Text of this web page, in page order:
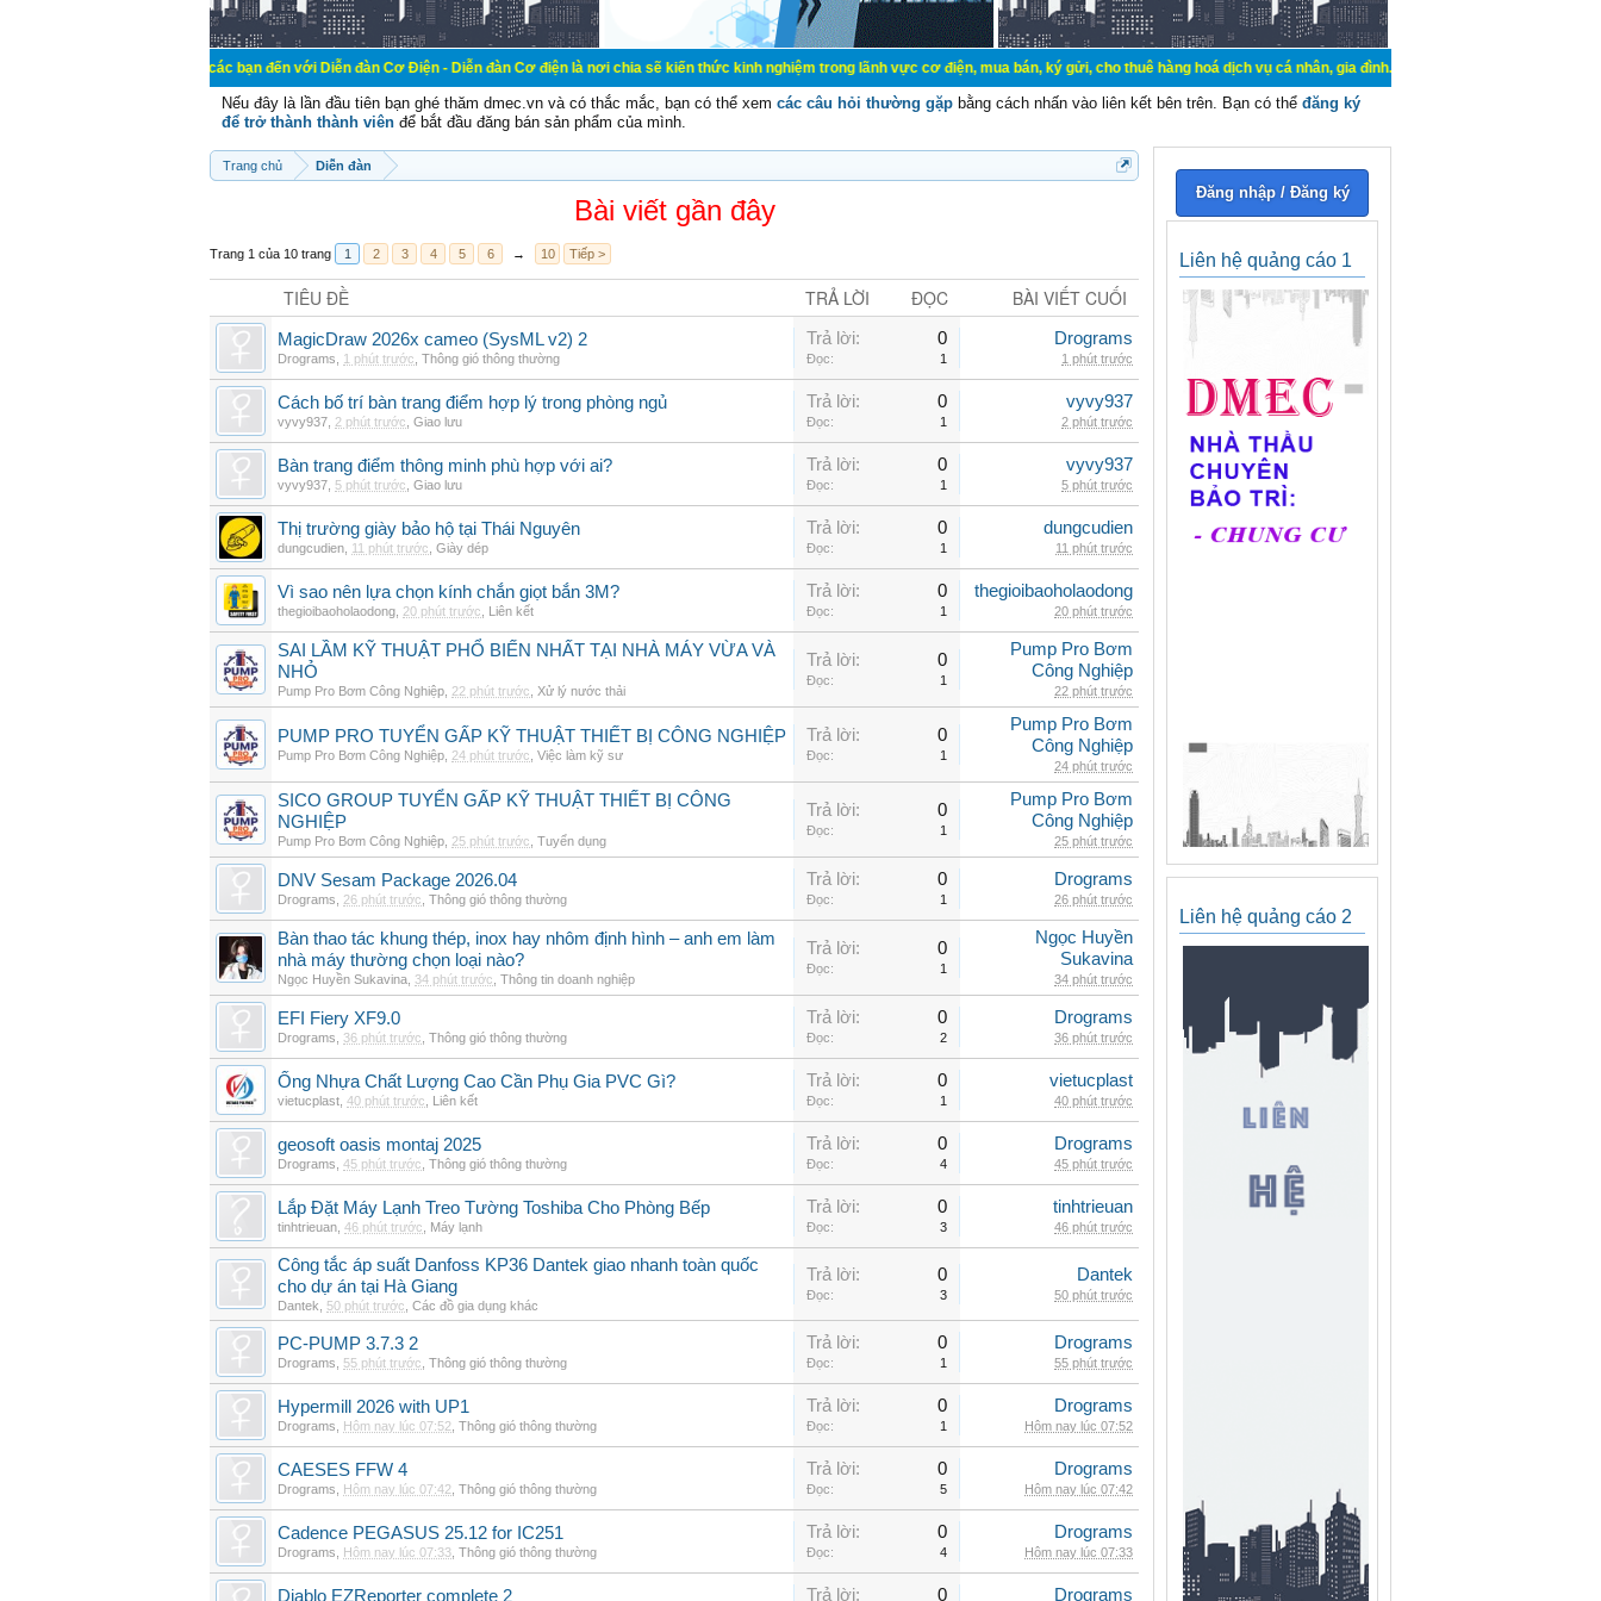
Chào mừng các bạn đến với Diễn đàn Cơ Điện - Diễn đàn Cơ điện là nơi chia sẽ kiến thức kinh nghiệm trong lãnh vực cơ điện, mua bán, ký gửi, cho thuê hàng hoá dịch vụ cá nhân, gia đình. Mua bán, ký gửi, cho thuê thiết bị hệ
Nếu đây là lần đầu tiên bạn ghé thăm dmec.vn và có thắc mắc, bạn có thể xem các câu hỏi thường gặp bằng cách nhấn vào liên kết bên trên. Bạn có thể đăng ký
để trở thành thành viên để bắt đầu đăng bán sản phẩm của mình.
Trang chủ Diễn đàn
Bài viết gần đây
Trang 1 của 10 trang 1 2 3 4 5 6 → 10 Tiếp >
TIÊU ĐỀ TRẢ LỜI ĐỌC BÀI VIẾT CUỐI
MagicDraw 2026x cameo (SysML v2) 2
Drograms 1 phút trước Thông gió thông thường
Trả lời: 0
Đọc: 1
Drograms
1 phút trước
Cách bố trí bàn trang điểm hợp lý trong phòng ngủ
vyvy937 2 phút trước Giao lưu
Trả lời: 0
Đọc: 1
vyvy937
2 phút trước
Bàn trang điểm thông minh phù hợp với ai?
vyvy937 5 phút trước Giao lưu
Trả lời: 0
Đọc: 1
vyvy937
5 phút trước
Thị trường giày bảo hộ tại Thái Nguyên
dungcudien 11 phút trước Giày dép
Trả lời: 0
Đọc: 1
dungcudien
11 phút trước
Vì sao nên lựa chọn kính chắn giọt bắn 3M?
thegioibaoholaodong 20 phút trước Liên kết
Trả lời: 0
Đọc: 1
thegioibaoholaodong
20 phút trước
SAI LẦM KỸ THUẬT PHỔ BIẾN NHẤT TẠI NHÀ MÁY VỪA VÀ
NHỎ
Pump Pro Bơm Công Nghiệp 22 phút trước Xử lý nước thải
Trả lời: 0
Đọc: 1
Pump Pro Bơm
Công Nghiệp
22 phút trước
PUMP PRO TUYỂN GẤP KỸ THUẬT THIẾT BỊ CÔNG NGHIỆP
Pump Pro Bơm Công Nghiệp 24 phút trước Việc làm kỹ sư
Trả lời: 0
Đọc: 1
Pump Pro Bơm
Công Nghiệp
24 phút trước
SICO GROUP TUYỂN GẤP KỸ THUẬT THIẾT BỊ CÔNG
NGHIỆP
Pump Pro Bơm Công Nghiệp 25 phút trước Tuyển dụng
Trả lời: 0
Đọc: 1
Pump Pro Bơm
Công Nghiệp
25 phút trước
DNV Sesam Package 2026.04
Drograms 26 phút trước Thông gió thông thường
Trả lời: 0
Đọc: 1
Drograms
26 phút trước
Bàn thao tác khung thép, inox hay nhôm định hình – anh em làm
nhà máy thường chọn loại nào?
Ngọc Huyền Sukavina 34 phút trước Thông tin doanh nghiệp
Trả lời: 0
Đọc: 1
Ngọc Huyền
Sukavina
34 phút trước
EFI Fiery XF9.0
Drograms 36 phút trước Thông gió thông thường
Trả lời: 0
Đọc: 2
Drograms
36 phút trước
Ống Nhựa Chất Lượng Cao Cần Phụ Gia PVC Gì?
vietucplast 40 phút trước Liên kết
Trả lời: 0
Đọc: 1
vietucplast
40 phút trước
geosoft oasis montaj 2025
Drograms 45 phút trước Thông gió thông thường
Trả lời: 0
Đọc: 4
Drograms
45 phút trước
Lắp Đặt Máy Lạnh Treo Tường Toshiba Cho Phòng Bếp
tinhtrieuan 46 phút trước Máy lạnh
Trả lời: 0
Đọc: 3
tinhtrieuan
46 phút trước
Công tắc áp suất Danfoss KP36 Dantek giao nhanh toàn quốc
cho dự án tại Hà Giang
Dantek 50 phút trước Các đồ gia dụng khác
Trả lời: 0
Đọc: 3
Dantek
50 phút trước
PC-PUMP 3.7.3 2
Drograms 55 phút trước Thông gió thông thường
Trả lời: 0
Đọc: 1
Drograms
55 phút trước
Hypermill 2026 with UP1
Drograms Hôm nay lúc 07:52 Thông gió thông thường
Trả lời: 0
Đọc: 1
Drograms
Hôm nay lúc 07:52
CAESES FFW 4
Drograms Hôm nay lúc 07:42 Thông gió thông thường
Trả lời: 0
Đọc: 5
Drograms
Hôm nay lúc 07:42
Cadence PEGASUS 25.12 for IC251
Drograms Hôm nay lúc 07:33 Thông gió thông thường
Trả lời: 0
Đọc: 4
Drograms
Hôm nay lúc 07:33
Diablo EZReporter complete 2 Trả lời: 0 Drograms
Đăng nhập / Đăng ký
Liên hệ quảng cáo 1
Liên hệ quảng cáo 2